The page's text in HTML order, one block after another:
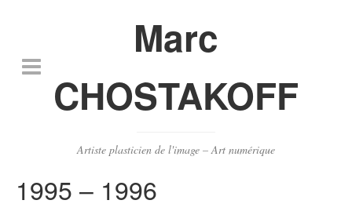
Marc
CHOSTAKOFF
Artiste plasticien de l'image – Art numérique
1995 – 1996